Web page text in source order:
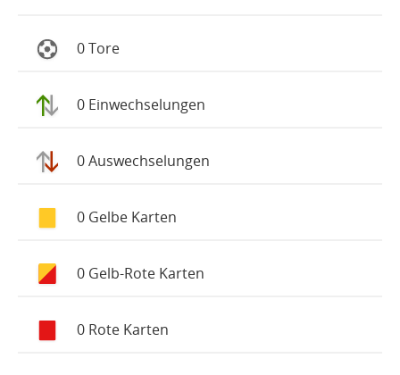
0 Tore
0 Einwechselungen
0 Auswechselungen
0 Gelbe Karten
0 Gelb-Rote Karten
0 Rote Karten